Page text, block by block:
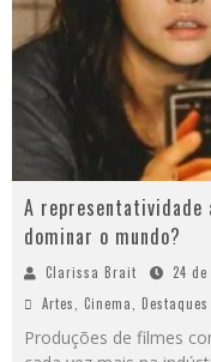
A representatividade
dominar o mundo?
Clarissa Brait
24
Artes, Cinema, Destaques
Produções de filmes